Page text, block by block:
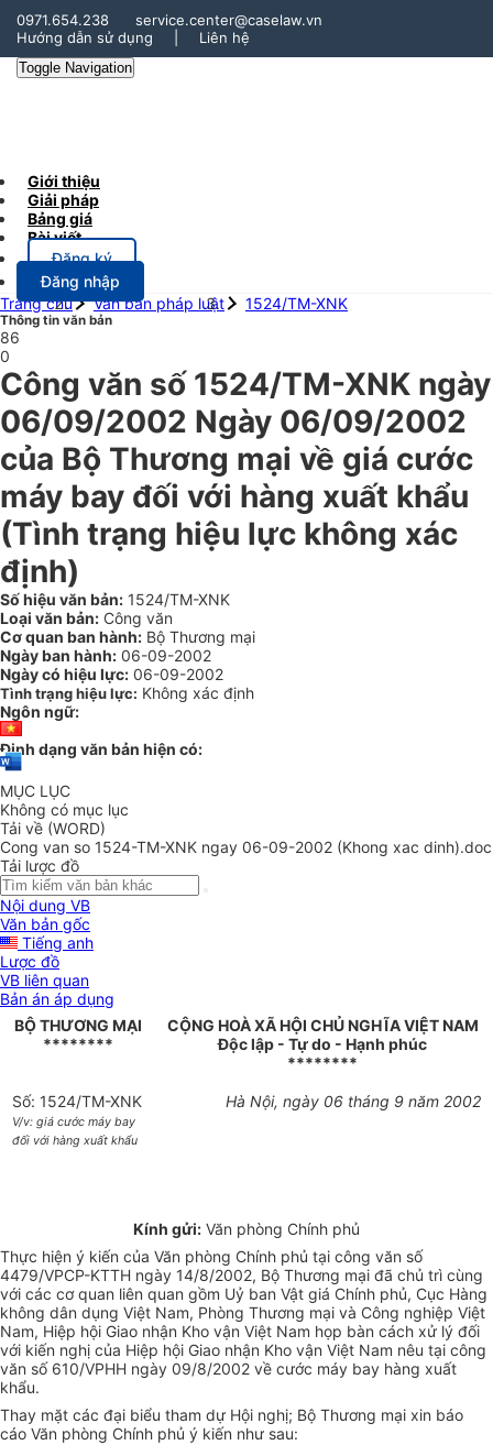
0971.654.238
service.center@caselaw.vn
Hướng dẫn sử dụng
Liên hệ
Toggle Navigation
Giới thiệu
Giải pháp
Bảng giá
Bài viết
Đăng ký
Đăng nhập
Trang chủ
Văn bản pháp luật 1524/TM-XNK
Thông tin văn bản
86
0
Công văn số 1524/TM-XNK ngày
06/09/2002 Ngày 06/09/2002
của Bộ Thương mại về giá cước
máy bay đối với hàng xuất khẩu
(Tình trạng hiệu lực không xác
định)
Số hiệu văn bản: 1524/TM-XNK
Loại văn bản: Công văn
Cơ quan ban hành: Bộ Thương mại
Ngày ban hành: 06-09-2002
Ngày có hiệu lực: 06-09-2002
Tình trạng hiệu lực: Không xác định
Ngôn ngữ:
Định dạng văn bản hiện có:
MỤC LỤC
Không có mục lục
Tải về (WORD)
Cong van so 1524-TM-XNK ngay 06-09-2002 (Khong xac dinh).doc
Tải lược đồ
Nội dung VB
Văn bản gốc
Tiếng anh
Lược đồ
VB liên quan
Bản án áp dụng
BỘ THƯƠNG MẠI
********
CỘNG HOÀ XÃ HỘI CHỦ NGHĨA VIỆT NAM
Độc lập - Tự do - Hạnh phúc
********
Số: 1524/TM-XNK
V/v: giá cước máy bay
đối với hàng xuất khẩu
Hà Nội, ngày 06 tháng 9 năm 2002
Kính gửi: Văn phòng Chính phủ
Thực hiện ý kiến của Văn phòng Chính phủ tại công văn số
4479/VPCP-KTTH ngày 14/8/2002, Bộ Thương mại đã chủ trì cùng
với các cơ quan liên quan gồm Uỷ ban Vật giá Chính phủ, Cục Hàng
không dân dụng Việt Nam, Phòng Thương mại và Công nghiệp Việt
Nam, Hiệp hội Giao nhận Kho vận Việt Nam họp bàn cách xử lý đối
với kiến nghị của Hiệp hội Giao nhận Kho vận Việt Nam nêu tại công
văn số 610/VPHH ngày 09/8/2002 về cước máy bay hàng xuất
khẩu.
Thay mặt các đại biểu tham dự Hội nghị; Bộ Thương mại xin báo
cáo Văn phòng Chính phủ ý kiến như sau: